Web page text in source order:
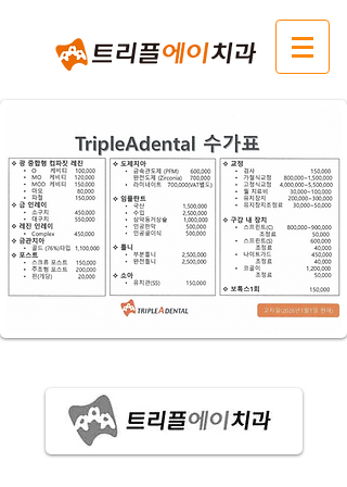
잠시 후 다시 확인해주세
요.
게시물이 게시되면 여기에 표시됩니다.